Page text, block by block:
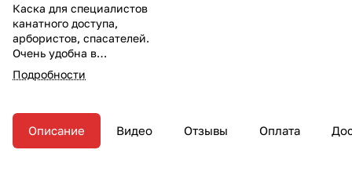
Каска для специалистов
канатного доступа,
арбористов, спасателей.
Очень удобна в
использовании благодаря
шеститочечной системе
системам настройки. Версия
Hi-Viz отличается от обычной
каски флуоресцентным
Подробности
Описание Видео Отзывы Оплата